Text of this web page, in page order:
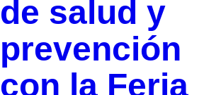
de salud y
prevención
con la Feria